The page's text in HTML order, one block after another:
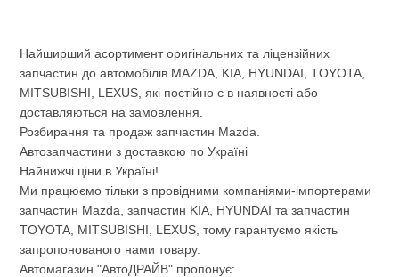
Найширший асортимент оригінальних та ліцензійних
запчастин до автомобілів MAZDA, KIA, HYUNDAI, TOYOTA,
MITSUBISHI, LEXUS, які постійно є в наявності або
доставляються на замовлення.
Розбирання та продаж запчастин Mazda.
Автозапчастини з доставкою по Україні
Найнижчі ціни в Україні!
Ми працюємо тільки з провідними компаніями-імпортерами
запчастин Mazda, запчастин KIA, HYUNDAI та запчастин
TOYOTA, MITSUBISHI, LEXUS, тому гарантуємо якість
запропонованого нами товару.
Автомагазин "АвтоДРАЙВ" пропонує: